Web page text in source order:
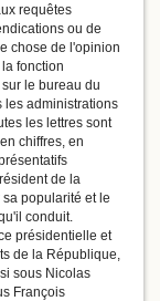
requêtes
ou de
chose de l'opinion
fonction
le bureau du
les administrations
les lettres sont
chiffres, en
de la
popularité et le
conduit.
présidentielle et
de la République,
sous Nicolas
François